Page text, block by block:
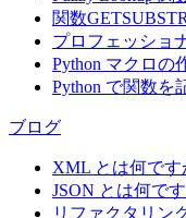
関数GETSUBSTR
プロフェッショ
Python マクロの
Python で関数を
ブログ
XML とは何です
JSON とは何で
リファクタリン